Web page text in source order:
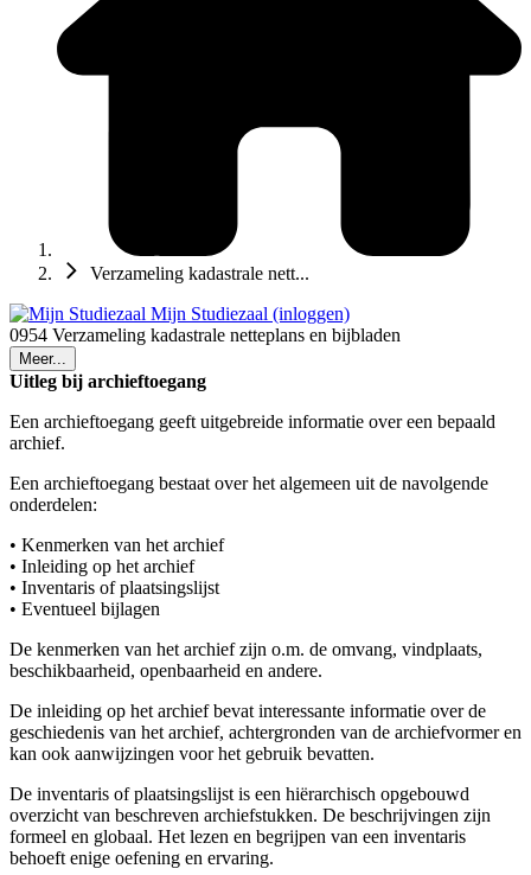
Verzameling kadastrale nett...
Mijn Studiezaal (inloggen)
0954 Verzameling kadastrale netteplans en bijbladen
Meer...
Uitleg bij archieftoegang
Een archieftoegang geeft uitgebreide informatie over een bepaald
archief.
Een archieftoegang bestaat over het algemeen uit de navolgende
onderdelen:
• Kenmerken van het archief
• Inleiding op het archief
• Inventaris of plaatsingslijst
• Eventueel bijlagen
De kenmerken van het archief zijn o.m. de omvang, vindplaats,
beschikbaarheid, openbaarheid en andere.
De inleiding op het archief bevat interessante informatie over de
geschiedenis van het archief, achtergronden van de archiefvormer en
kan ook aanwijzingen voor het gebruik bevatten.
De inventaris of plaatsingslijst is een hiërarchisch opgebouwd
overzicht van beschreven archiefstukken. De beschrijvingen zijn
formeel en globaal. Het lezen en begrijpen van een inventaris
behoeft enige oefening en ervaring.